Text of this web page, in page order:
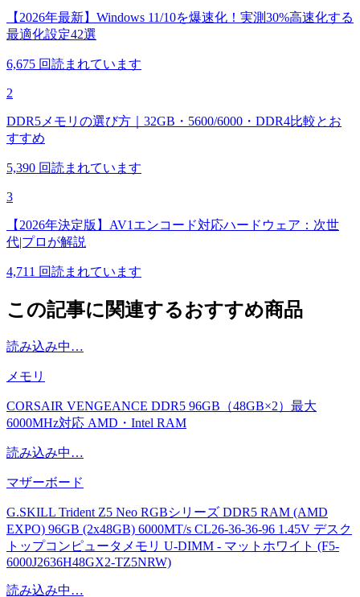
【2026年最新】Windows 11/10を爆速化！実測30%高速化する
最適化設定42選
6,675 回読まれています
2
DDR5メモリの選び方｜32GB・5600/6000・DDR4比較とお
すすめ
5,390 回読まれています
3
【2026年決定版】AV1エンコード対応ハードウェア：次世
代|プロが解説
4,711 回読まれています
この記事に関連するおすすめ商品
読み込み中…
メモリ
CORSAIR VENGEANCE DDR5 96GB（48GB×2）最大
6000MHz対応 AMD・Intel RAM
読み込み中…
マザーボード
G.SKILL Trident Z5 Neo RGBシリーズ DDR5 RAM (AMD
EXPO) 96GB (2x48GB) 6000MT/s CL26-36-36-96 1.45V デスク
トップコンピュータメモリ U-DIMM - マットホワイト (F5-
6000J2636H48GX2-TZ5NRW)
読み込み中…